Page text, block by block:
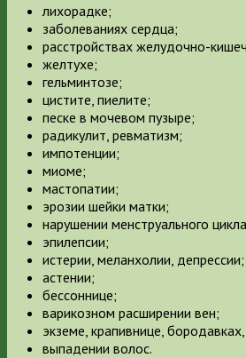
лихорадке;
заболеваниях сердца;
расстройствах желудочно-
желтухе;
гельминтозе;
цистите, пиелите;
песке в мочевом пузыре;
радикулит, ревматизм;
импотенции;
миоме;
мастопатии;
эрозии шейки матки;
нарушении менструального
эпилепсии;
истерии, меланхолии, депрессии;
астении;
бессоннице;
варикозном расширении вен;
экземе, крапивнице,
выпадении волос.